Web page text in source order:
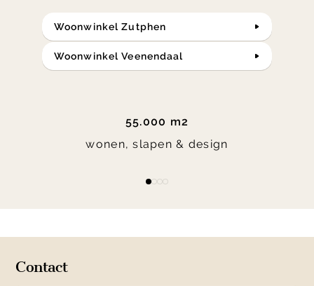
Woonwinkel Zutphen
Woonwinkel Veenendaal
55.000 m2
wonen, slapen & design
Contact